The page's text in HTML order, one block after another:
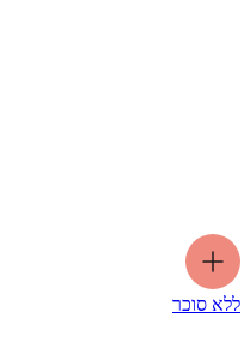
ללא סוכר